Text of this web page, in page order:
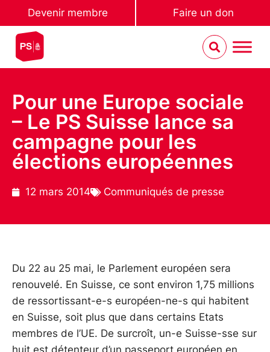
Devenir membre Faire un don
Pour une Europe sociale
– Le PS Suisse lance sa
campagne pour les
élections européennes
12 mars 2014 Communiqués de presse
Du 22 au 25 mai, le Parlement européen sera
renouvelé. En Suisse, ce sont environ 1,75 millions
de ressortissant-e-s européen-ne-s qui habitent
en Suisse, soit plus que dans certains Etats
membres de l’UE. De surcroît, un-e Suisse-sse sur
huit est détenteur d’un passeport européen en